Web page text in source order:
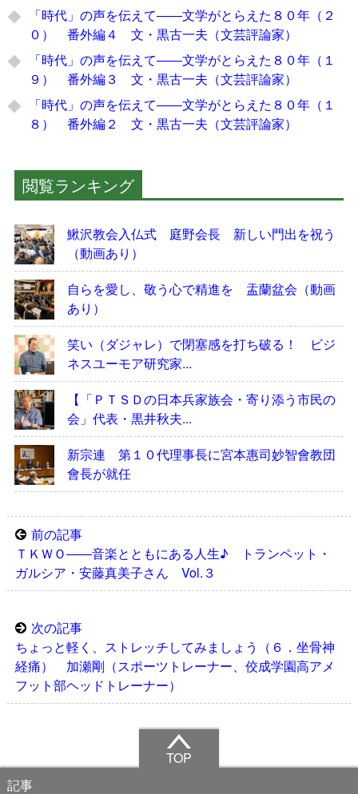
「時代」の声を伝えて――文学がとらえた８０年（２
０） 番外編４ 文・黒古一夫（文芸評論家）
「時代」の声を伝えて――文学がとらえた８０年（１
９） 番外編３ 文・黒古一夫（文芸評論家）
「時代」の声を伝えて――文学がとらえた８０年（１
８） 番外編２ 文・黒古一夫（文芸評論家）
閲覧ランキング
鰍沢教会入仏式 庭野会長 新しい門出を祝う
（動画あり）
自らを愛し、敬う心で精進を 盂蘭盆会（動画
あり）
笑い（ダジャレ）で閉塞感を打ち破る！ ビジ
ネスユーモア研究家...
【「ＰＴＳＤの日本兵家族会・寄り添う市民の
会」代表・黒井秋夫...
新宗連 第１０代理事長に宮本惠司妙智會教団
會長が就任
前の記事
ＴＫＷＯ――音楽とともにある人生♪ トランペット・
ガルシア・安藤真美子さん Vol.３
次の記事
ちょっと軽く、ストレッチしてみましょう（６．坐骨神
経痛） 加瀬剛（スポーツトレーナー、佼成学園高アメ
フット部ヘッドトレーナー）
TOP
記事